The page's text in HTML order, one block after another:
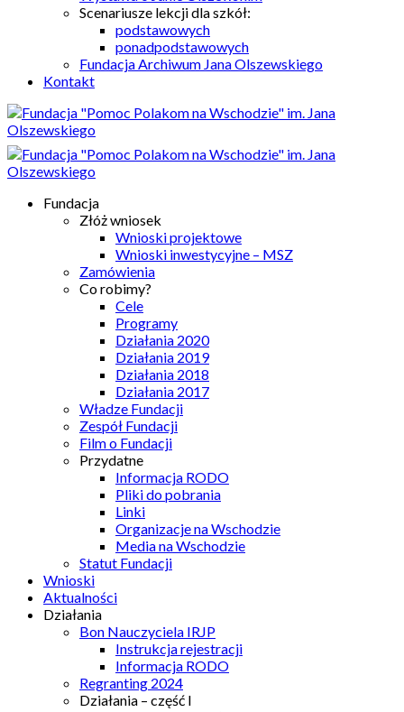
Scenariusze lekcji dla szkół:
podstawowych
ponadpodstawowych
Fundacja Archiwum Jana Olszewskiego
Kontakt
Fundacja
Złóż wniosek
Wnioski projektowe
Wnioski inwestycyjne – MSZ
Zamówienia
Co robimy?
Cele
Programy
Działania 2020
Działania 2019
Działania 2018
Działania 2017
Władze Fundacji
Zespół Fundacji
Film o Fundacji
Przydatne
Informacja RODO
Pliki do pobrania
Linki
Organizacje na Wschodzie
Media na Wschodzie
Statut Fundacji
Wnioski
Aktualności
Działania
Bon Nauczyciela IRJP
Instrukcja rejestracji
Informacja RODO
Regranting 2024
Działania – część I